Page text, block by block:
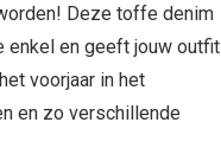
Deze toffe denim
enkel en geeft jouw outfit
voorjaar in het
en zo verschillende